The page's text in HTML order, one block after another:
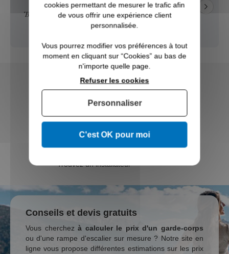
"BIEN"
Fabricant ISO 9001
Livraison sur mesure
Etude 3D personnalisée
L’Abécédaire du
Garde-Corps
Trouvez un installateur
Conseils et devis gratuits
Vous cherchezà calculer le prix d'un garde-corps
ou d'une rampe d'escalier sur mesure ? Notre site en
ligne vous propose différentes estimations sur les prix
cookies permettant de mesurer le trafic afin
de vous offrir une expérience client
personnalisée.
Vous pourrez modifier vos préférences à tout
moment en cliquant sur “Cookies” au bas de
n'importe quelle page.
C'est OK pour moi
Refuser les cookies
Personnaliser